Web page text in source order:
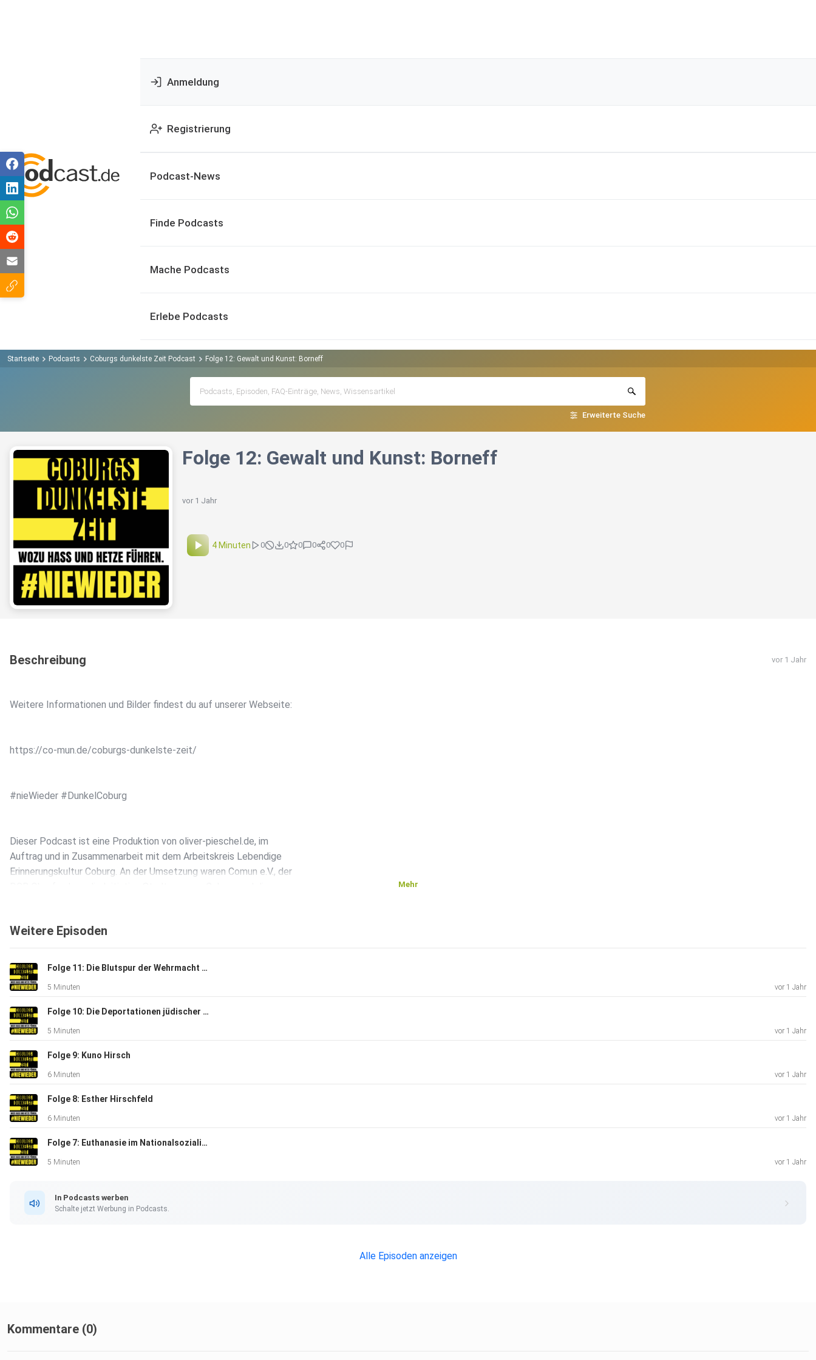
Anmeldung
Registrierung
Podcast-News
Finde Podcasts
Mache Podcasts
Erlebe Podcasts
Startseite Podcasts Coburgs dunkelste Zeit Podcast Folge 12: Gewalt und Kunst: Borneff
Erweiterte Suche
Folge 12: Gewalt und Kunst: Borneff
vor 1 Jahr
4 Minuten 0 0 0 0 0 0
Beschreibung vor 1 Jahr
Weitere Informationen und Bilder findest du auf unserer Webseite:
https://co-mun.de/coburgs-dunkelste-zeit/
#nieWieder #DunkelCoburg
Dieser Podcast ist eine Produktion von oliver-pieschel.de, im
Auftrag und in Zusammenarbeit mit dem Arbeitskreis Lebendige
Erinnerungskultur Coburg. An der Umsetzung waren Comun e.V., der
Nolte-Vogler, das Bundesministerium für Familie, Senioren, Frauen
und Jugend im Rahmen des Bundesprogramms „Demokratie leben!“
sowie durch den Innovationsfonds Kultur der Coburger Wirtschaft.
Mehr
Weitere Episoden
Folge 11: Die Blutspur der Wehrmacht - Das fliegende Standgericht des Majors Helm
5 Minuten vor 1 Jahr
Folge 10: Die Deportationen jüdischer Bürgerinnen und Bürger aus Coburg
5 Minuten vor 1 Jahr
Folge 9: Kuno Hirsch
6 Minuten vor 1 Jahr
Folge 8: Esther Hirschfeld
6 Minuten vor 1 Jahr
Folge 7: Euthanasie im Nationalsozialismus
5 Minuten vor 1 Jahr
In Podcasts werben
Schalte jetzt Werbung in Podcasts.
Alle Episoden anzeigen
Kommentare (0)